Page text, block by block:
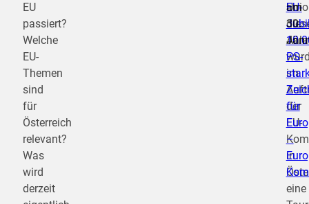
EU
passiert?
Welche
EU-
Themen
sind
für
Österreich
relevant?
Was
wird
derzeit
im
der
EU-
in
eine
EU-
PS-
für
–
am
30.